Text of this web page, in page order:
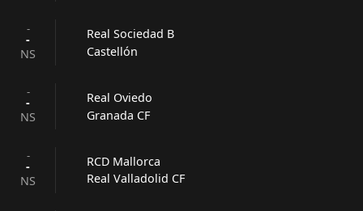
-
-
NS
Real Sociedad B
Castellón
-
-
NS
Real Oviedo
Granada CF
-
-
NS
RCD Mallorca
Real Valladolid CF